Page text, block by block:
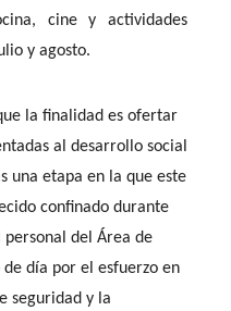
cine y actividades
y agosto.
la finalidad es ofertar
al desarrollo social
una etapa en la que este
confinado durante
personal del Área de
día por el esfuerzo en
seguridad y la